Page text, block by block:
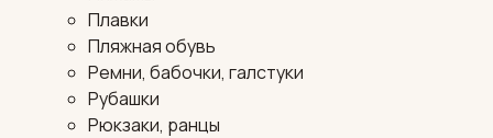
Плавки
Пляжная обувь
Ремни, бабочки, галстуки
Рубашки
Рюкзаки, ранцы